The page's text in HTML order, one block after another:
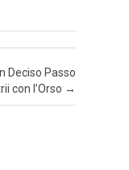
Deciso Passo
con l’Orso →